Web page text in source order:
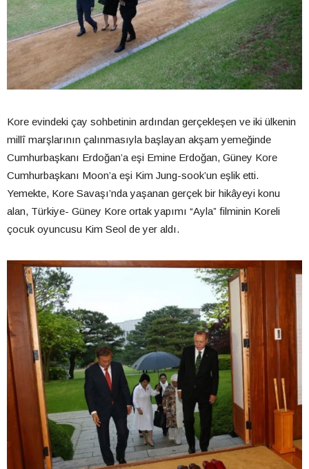
Kore evindeki çay sohbetinin ardından gerçekleşen ve iki ülkenin
millî marşlarının çalınmasıyla başlayan akşam yemeğinde
Cumhurbaşkanı Erdoğan’a eşi Emine Erdoğan, Güney Kore
Cumhurbaşkanı Moon’a eşi Kim Jung-sook’un eşlik etti.
Yemekte, Kore Savaşı’nda yaşanan gerçek bir hikâyeyi konu
alan, Türkiye- Güney Kore ortak yapımı “Ayla” filminin Koreli
çocuk oyuncusu Kim Seol de yer aldı.